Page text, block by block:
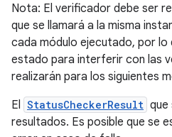
Nota: El verificador debe ser
que se llamará a la misma
cada módulo ejecutado, por lo
estado para interferir con las
realizarán para los siguientes
El StatusCheckerResult que
resultados. Es posible que se